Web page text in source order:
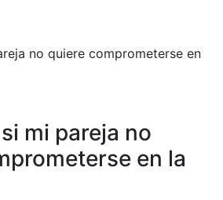
mi pareja no
en la